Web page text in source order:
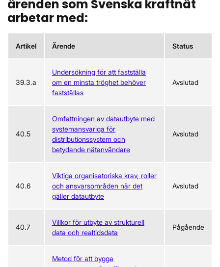
ärenden som Svenska kraftnät
arbetar med:
Artikel Ärende Status
39.3.a
Undersökning för att fastställa
om en minsta tröghet behöver
fastställas
Avslutad
40.5
Omfattningen av datautbyte med
systemansvariga för
distributionssystem och
betydande nätanvändare
Avslutad
40.6
Viktiga organisatoriska krav, roller
och ansvarsområden när det
gäller datautbyte
Avslutad
40.7
Villkor för utbyte av strukturell
data och realtidsdata
Pågående
Metod för att bygga